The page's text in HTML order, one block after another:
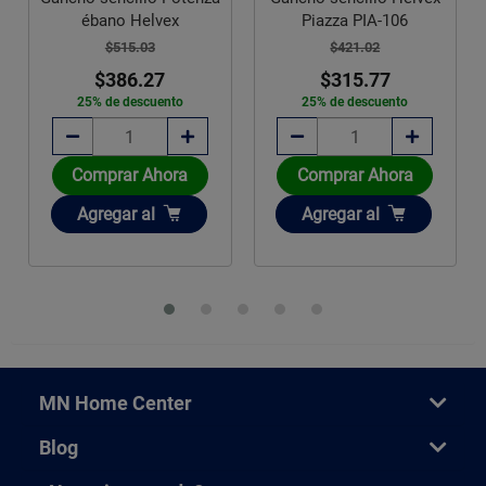
ébano Helvex
$515.03
$386.27
25% de descuento
Comprar Ahora
Añadir
Agregar al
Piazza PIA-106
$421.02
$315.77
25% de descuento
Comprar Ahora
Añadir
Agregar al
MN Home Center
Blog